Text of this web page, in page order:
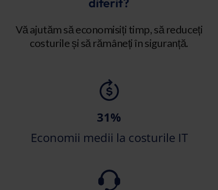
Vă ajutăm să economisiți timp, să reduceți
costurile și să rămâneți în siguranță.
31%
Economii medii la costurile IT